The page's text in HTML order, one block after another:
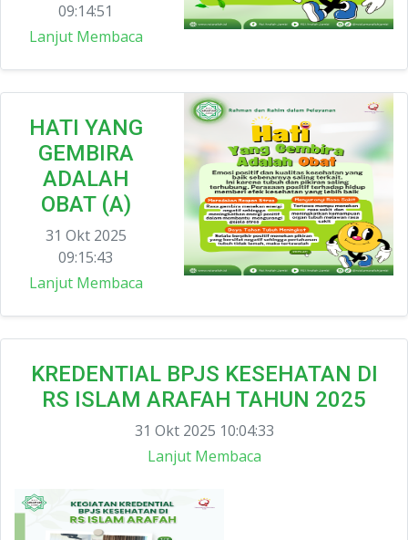
09:14:51
Lanjut Membaca
HATI YANG
GEMBIRA
ADALAH
OBAT (A)
31 Okt 2025
09:15:43
Lanjut Membaca
KREDENTIAL BPJS KESEHATAN DI
RS ISLAM ARAFAH TAHUN 2025
31 Okt 2025 10:04:33
Lanjut Membaca